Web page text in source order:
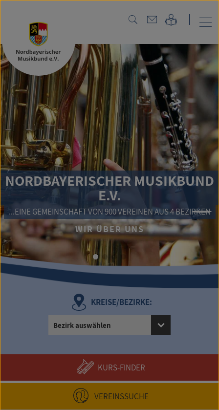
NORDBAYERISCHER MUSIKBUND
E.V.
...EINE GEMEINSCHAFT VON 900 VEREINEN AUS 4 BEZIRKEN
WIR ÜBER UNS
KREISE/BEZIRKE:
Bezirk auswählen
KURS-FINDER
VEREINSSUCHE